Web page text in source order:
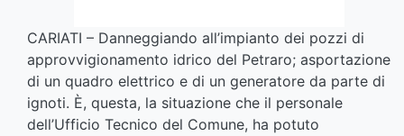
CARIATI – Danneggiando all’impianto dei pozzi di
approvvigionamento idrico del Petraro; asportazione
di un quadro elettrico e di un generatore da parte di
ignoti. È, questa, la situazione che il personale
dell’Ufficio Tecnico del Comune, ha potuto